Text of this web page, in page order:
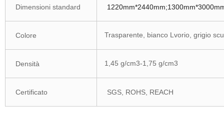
Dimensioni standard
Colore Trasparente, bianco Lvorio, grigio
Densità 1,45 g/cm3-1,75 g/cm3
Certificato SGS, ROHS, REACH